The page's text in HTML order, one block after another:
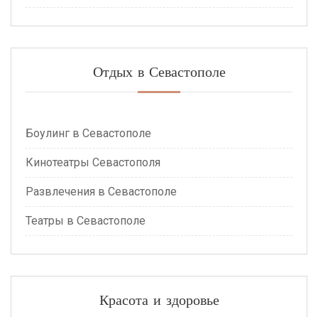
Отдых в Севастополе
Боулинг в Севастополе
Кинотеатры Севастополя
Развлечения в Севастополе
Театры в Севастополе
Красота и здоровье